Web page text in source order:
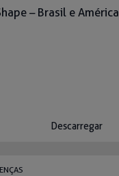
– Brasil e
Descarregar